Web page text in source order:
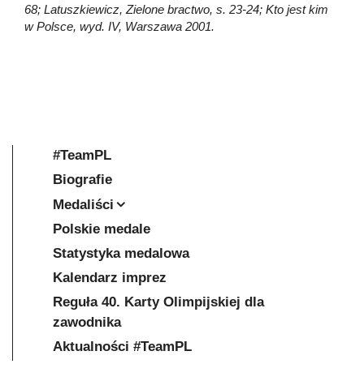
68; Latuszkiewicz, Zielone bractwo, s. 23-24; Kto jest kim
w Polsce, wyd. IV, Warszawa 2001.
#TeamPL
Biografie
Medaliści
Polskie medale
Statystyka medalowa
Kalendarz imprez
Reguła 40. Karty Olimpijskiej dla
zawodnika
Aktualności #TeamPL